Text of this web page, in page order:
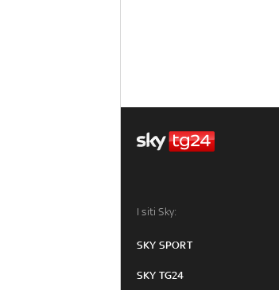
I siti Sky:
SKY SPORT
SKY TG24